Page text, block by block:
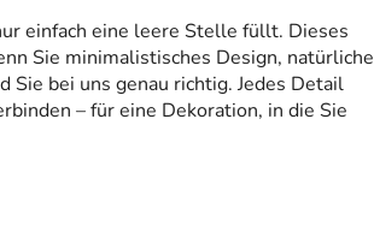
einfach eine leere Stelle füllt. Dieses
Sie minimalistisches Design, natürliche
bei uns genau richtig. Jedes Detail
– für eine Dekoration, in die Sie